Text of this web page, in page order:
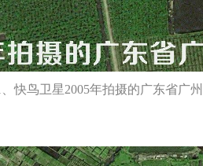
、快鸟卫星2005年拍摄的广东省广